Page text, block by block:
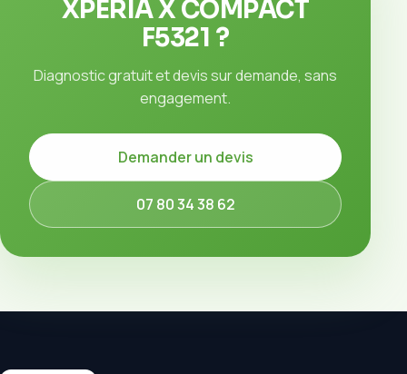
XPERIA X COMPACT
F5321 ?
Diagnostic gratuit et devis sur demande, sans
engagement.
Demander un devis
07 80 34 38 62